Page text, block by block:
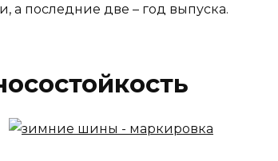
а последние две – год выпуска.